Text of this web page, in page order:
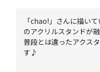
「chao!」さんに描い
のアクリルスタンドが融
普段とは違ったアクス
す♪